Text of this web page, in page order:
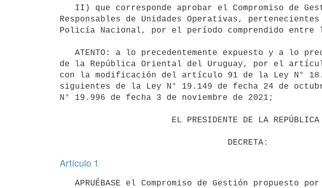
Responsables de Unidades Operativas,
Policía Nacional, por el período comprendido entre
de la República Oriental del Uruguay, por el
con la modificación del artículo 91 de la Ley N°
siguientes de la Ley N° 19.149 de fecha 24 de
N° 19.996 de fecha 3 de noviembre de 2021;
Artículo 1